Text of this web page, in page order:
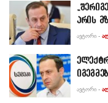
არის
ᲐᲕᲢᲝᲠᲘ -
ᲐᲕᲢᲝᲠᲘ -